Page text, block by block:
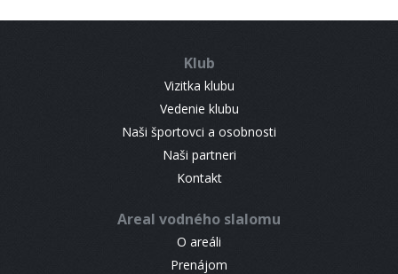
Klub
Vizitka klubu
Vedenie klubu
Naši športovci a osobnosti
Naši partneri
Kontakt
Areal vodného slalomu
O areáli
Prenájom
CONTACT